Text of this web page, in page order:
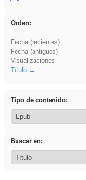
Orden:
Fecha (recientes)
Fecha (antiguos)
Visualizaciones
Título
Tipo de contenido:
Buscar en: